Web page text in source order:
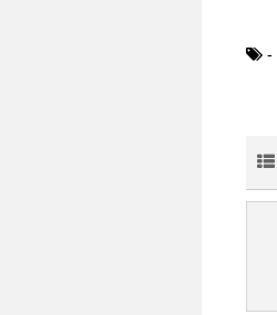
-